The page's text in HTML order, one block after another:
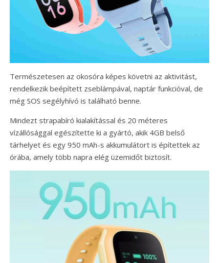
Természetesen az okosóra képes követni az aktivitást,
rendelkezik beépített zseblámpával, naptár funkcióval, de
még SOS segélyhívó is található benne.
Mindezt strapabíró kialakítással és 20 méteres
vízállósággal egészítette ki a gyártó, akik 4GB belső
tárhelyet és egy 950 mAh-s akkumulátort is építettek az
órába, amely több napra elég üzemidőt biztosít.